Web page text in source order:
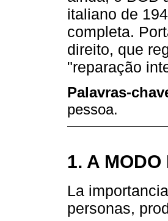
italiano de
completa.
direito, que
"reparação
Palavras-
pessoa.
1. A
La
personas,